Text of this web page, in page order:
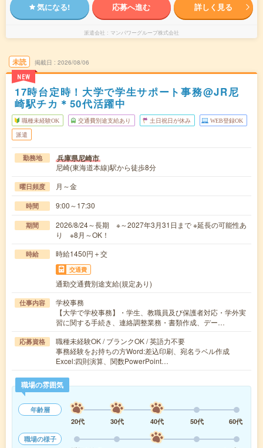
気になる! 応募へ進む 詳しく見る
派遣会社 マンパワーグループ株式会社
未読
NEW
掲載日 2026/08/06
17時台定時！大学で学生サポート事務@JR尼
崎駅チカ＊50代活躍中
職種未経験OK 交通費別途支給あり 土日祝日が休み WEB登録OK
派遣
勤務地 兵庫県尼崎市
尼崎(東海道本線)駅から徒歩8分
曜日頻度 月～金
時間 9:00～17:30
期間
2026/8/24～長期 ※～2027年3月31日まで ※延長の可能性あ
り ※8月～OK！
時給 時給1450円＋交
交通費
通勤交通費別途支給(規定あり)
仕事内容
学校事務
【大学で学校事務】・学生、教職員及び保護者対応・学外実
習に関する手続き、連絡調整業務・書類作成、デー…
応募資格
職種未経験OK / ブランクOK / 英語力不要
事務経験をお持ちの方Word:差込印刷、宛名ラベル作成
Excel:四則演算、関数PowerPoint…
職場の雰囲気
年齢層
20代
30代 40代 50代
60代
職場の様子